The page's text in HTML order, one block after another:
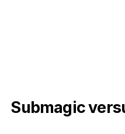
Submagic